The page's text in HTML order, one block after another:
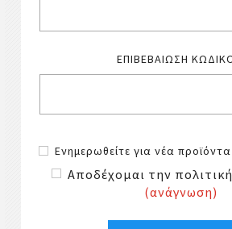
ΕΠΙΒΕΒΑΊΩΣΗ
Ενημερωθείτε για νέα
Αποδέχομαι την
(ανάγνωση)